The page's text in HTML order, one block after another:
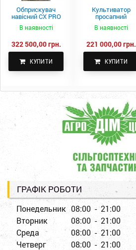
Обприскувач
навісний CX PRO
В наявності
322 500,00 грн.
КУПИТИ
Культиватор
просапний
КПН-5,6-05
В наявності
221 000,00 грн.
КУПИТИ
ГРАФІК РОБОТИ
Понедельник 08:00 - 21:00
Вторник
08:00 - 21:00
Среда
08:00 - 21:00
Четверг
08:00 - 21:00